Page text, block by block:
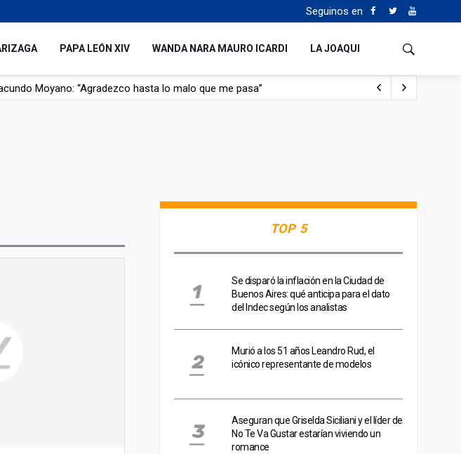
Seguinos en
PAPA LEÓN XIV WANDA NARA MAURO ICARDI LA JOAQUI
de agonía tras ser rociado con nafta y prendido fuego
TOP 5
Se disparó la inflación en la Ciudad de
Buenos Aires: qué anticipa para el dato
del Indec según los analistas
Murió a los 51 años Leandro Rud, el
icónico representante de modelos
Aseguran que Griselda Siciliani y el líder de
No Te Va Gustar estarían viviendo un
romance